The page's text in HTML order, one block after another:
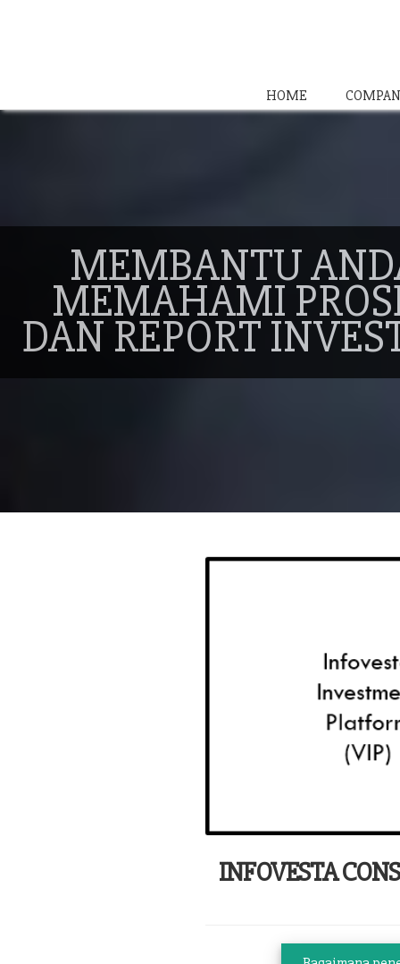
HOME
MEMBANTU
MEMAHAMI
DAN REPORT
INFOVESTA